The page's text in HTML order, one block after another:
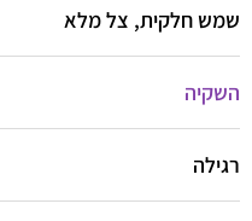
שמש חלקית, צל מלא
השקיה
רגילה